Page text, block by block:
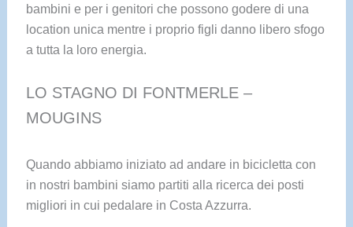
bambini e per i genitori che possono godere di una
location unica mentre i proprio figli danno libero sfogo
a tutta la loro energia.
LO STAGNO DI FONTMERLE –
MOUGINS
Quando abbiamo iniziato ad andare in bicicletta con
in nostri bambini siamo partiti alla ricerca dei posti
migliori in cui pedalare in Costa Azzurra.